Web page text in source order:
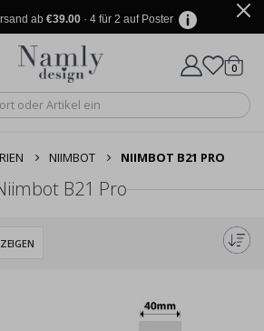
ab €39.00· 4 für 2 auf Poster
von 1030 Bewertungen
Wagen
0
NIIMBOT NIIMBOT B21 PRO
B21 Pro